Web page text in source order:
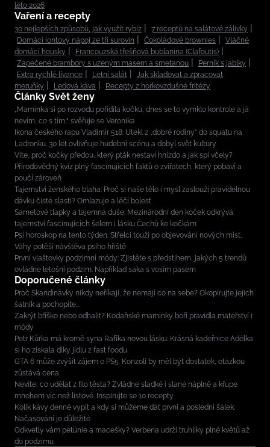
léto 2026
Vaření a recepty
30 nejlepších způsobů, jak využít rybíz
7 receptů na salátové zálivky
Domácí iontový nápoj ze tří surovin
Čokoládové brownies
Vláčné
domácí housky
Francouzská třešňová bublanina (Clafoutis)
Zapečené brambory s uzeným masem a smetanou
Perník s jablky
Extra rychlé lívance
Letní salát
Jak skladovat a zpracovat
meruňky
Ledová káva Recepty z horkovzdušné fritézy
Články Svět ženy
„Maminka si po rozvodu pořídila kočku, dnes se to vymklo kontrole a já
nevím, co s tím,“ svěřuje se Veronika
Ikona českého rapu Vladimír 518: Utekl z „dobré rodiny“ do squatu na
Ladronku. 30 let ovlivňuje hudební scénu a dobyl svět kultury
Víte, proč kočky předou, který pták nestaví hnízdo a jak spí včely?
Přírodovědný kvíz plný fascinujících faktů o zvířatech, který pobaví a
poučí zároveň
Tajemství ženského blaha: Proč si naše tělo i mysl zaslouží pravidelnou
dávku čisté slasti? Omlazuje a léčí bolest
Sametové tlapky a tajemná duše: Mezinárodní den koček odkrývá
tajemství fascinujících šelem i lásku Čechů ke kočkám
Psí horoskop na tento týden: Střelci touží po objevování nových míst,
Váhy potěší návštěva psího hřiště
První vlaštovky podzimní módy: Zjistěte s předstihem, jakých 5 trendů
ovládne letošní podzim. Například saka s vosím pasem
Doporučené články
Proč Skandinávky nikdy neříkají, že nemají co na sebe? Okopírujte jejich
šatník a pochopíte...
Zakrýt bříško nebo odhalit? Kodaňské maminky boří pravidla mateřství i
módy
Petr Kůrka má kromě syna Rafíka novou lásku: Krásná kadeřnice Adélka
si ho získala díky jídlu z fast foodu
GTA 6 může zvýšit zájem o PS5. Konzolí by měl být dostatek, otázkou
zůstává cena
Nevíte, co udělat z filo těsta? Zvládne sladké i slané náplně a křupe
mnohem víc než listové. Inspirujte se 10 recepty
Kolik kávy denně vypít a kdy si můžeme dát první a poslední šálek:
Načasování je důležité
Odkvetly vám petúnie a macešky? Verbena udrží truhlíky plné květů až
do podzimu